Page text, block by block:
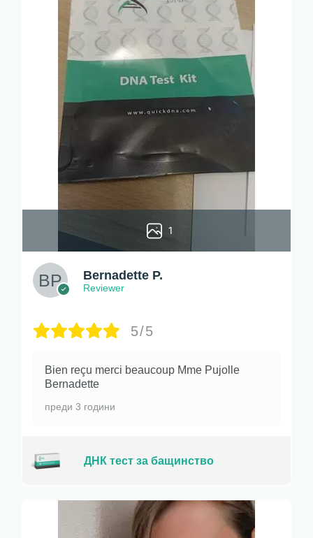
1
Bernadette P.
Reviewer
5/5
Bien reçu merci beaucoup Mme Pujolle
Bernadette
преди 3 години
ДНК тест за бащинство